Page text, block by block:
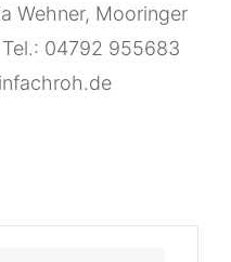
Wehner, Mooringer
04792 955683